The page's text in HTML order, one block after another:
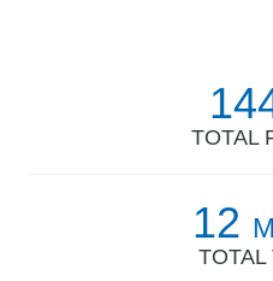
TOTAL
12
TOTAL